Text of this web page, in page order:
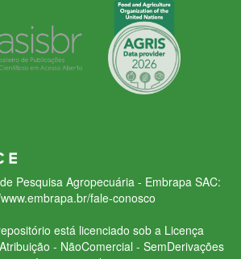
Pesquisa Agropecuária - Embrapa SAC:
fale-conosco
está licenciado sob a Licença
- NãoComercial - SemDerivações